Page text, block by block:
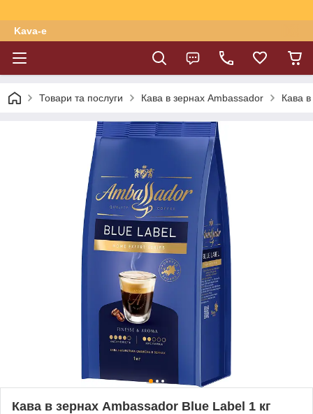
Kava-e
Товари та послуги Кава в зернах Ambassador Кава
Кава в зернах Ambassador Blue Label 1 кг